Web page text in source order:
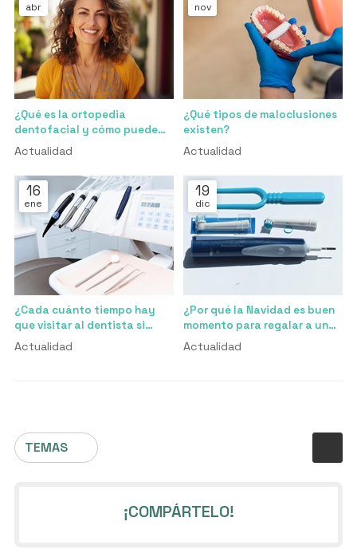
TEMAS
abr
¿Qué es la ortopedia
dentofacial y cómo puede
ayudar en el desarrollo de la
Actualidad
nov
¿Qué tipos de maloclusiones
existen?
Actualidad
16
ene
¿Cada cuánto tiempo hay
que visitar al dentista si
tenemos brackets?
Actualidad
19
dic
¿Por qué la Navidad es buen
momento para regalar a un
niño un cepillo eléctrico?
Actualidad
¡COMPÁRTELO!